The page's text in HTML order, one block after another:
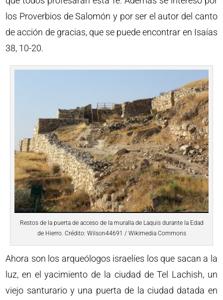
los Proverbios de Salomón y por ser el autor del canto
de acción de gracias, que se puede encontrar en Isaías
38, 10-20.
Restos de la puerta de acceso de la muralla de Laquis durante la Edad
de Hierro. Crédito: Wilson44691 / Wikimedia Commons
Ahora son los arqueólogos israelíes los que sacan a la
luz, en el yacimiento de la ciudad de Tel Lachish, un
viejo santurario y una puerta de la ciudad datada en